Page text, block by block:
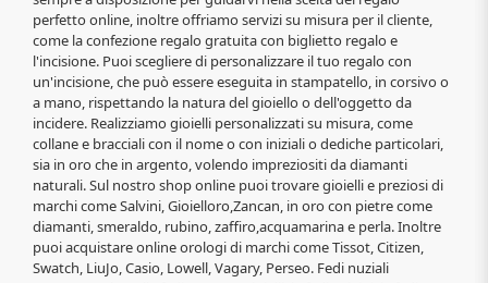
perfetto online, inoltre offriamo servizi su misura per il cliente,
come la confezione regalo gratuita con biglietto regalo e
l'incisione. Puoi scegliere di personalizzare il tuo regalo con
un'incisione, che può essere eseguita in stampatello, in corsivo o
a mano, rispettando la natura del gioiello o dell'oggetto da
incidere. Realizziamo gioielli personalizzati su misura, come
collane e bracciali con il nome o con iniziali o dediche particolari,
sia in oro che in argento, volendo impreziositi da diamanti
naturali. Sul nostro shop online puoi trovare gioielli e preziosi di
marchi come Salvini, Gioielloro,Zancan, in oro con pietre come
diamanti, smeraldo, rubino, zaffiro,acquamarina e perla. Inoltre
puoi acquistare online orologi di marchi come Tissot, Citizen,
Swatch, LiuJo, Casio, Lowell, Vagary, Perseo. Fedi nuziali